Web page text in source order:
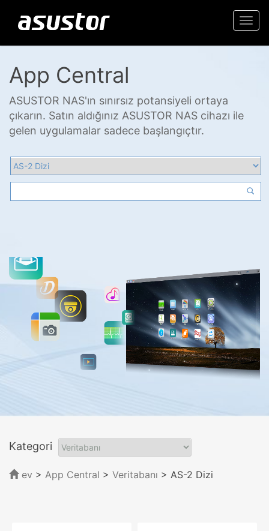
App Central
ASUSTOR NAS'ın sınırsız potansiyeli ortaya
çıkarın. Satın aldığınız ASUSTOR NAS cihazı ile
gelen uygulamalar sadece başlangıçtır.
Kategori
ev > App Central > Veritabanı > AS-2 Dizi